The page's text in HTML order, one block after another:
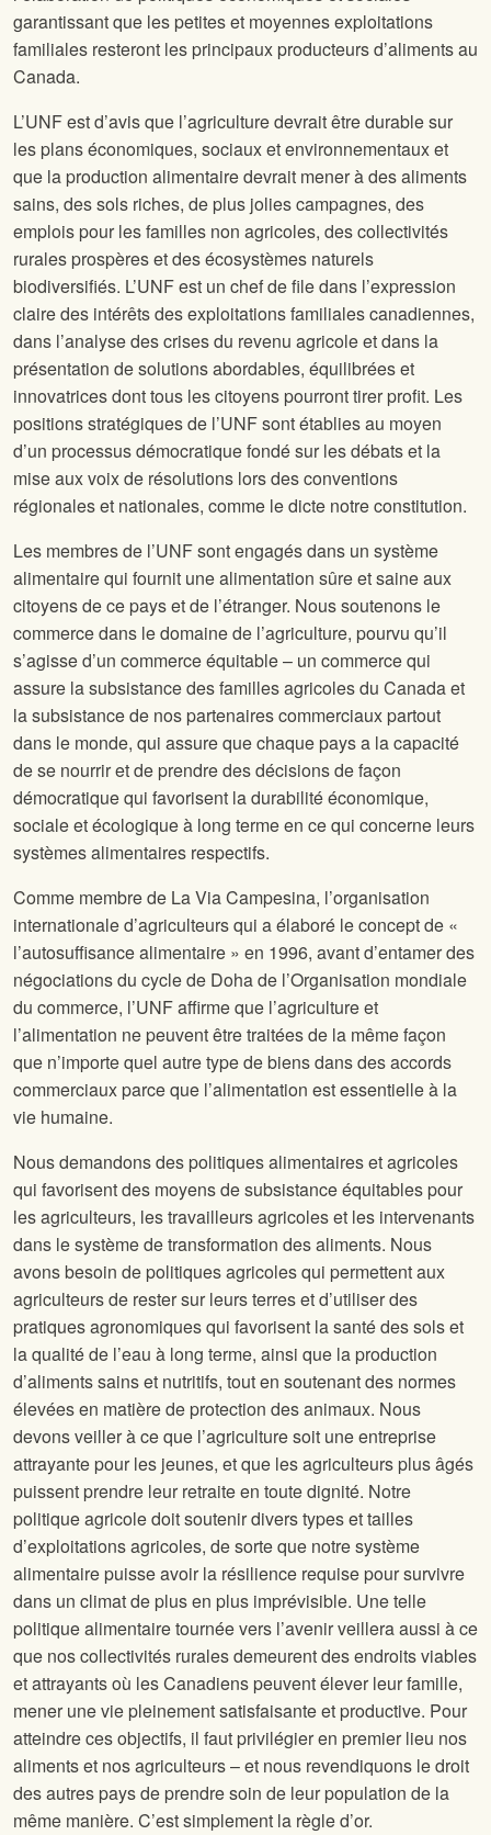
garantissant que les petites et moyennes exploitations
familiales resteront les principaux producteurs d’aliments au
Canada.
L’UNF est d’avis que l’agriculture devrait être durable sur
les plans économiques, sociaux et environnementaux et
que la production alimentaire devrait mener à des aliments
sains, des sols riches, de plus jolies campagnes, des
emplois pour les familles non agricoles, des collectivités
rurales prospères et des écosystèmes naturels
biodiversifiés. L’UNF est un chef de file dans l’expression
claire des intérêts des exploitations familiales canadiennes,
dans l’analyse des crises du revenu agricole et dans la
présentation de solutions abordables, équilibrées et
innovatrices dont tous les citoyens pourront tirer profit. Les
positions stratégiques de l’UNF sont établies au moyen
d’un processus démocratique fondé sur les débats et la
mise aux voix de résolutions lors des conventions
régionales et nationales, comme le dicte notre constitution.
Les membres de l’UNF sont engagés dans un système
alimentaire qui fournit une alimentation sûre et saine aux
citoyens de ce pays et de l’étranger. Nous soutenons le
commerce dans le domaine de l’agriculture, pourvu qu’il
s’agisse d’un commerce équitable – un commerce qui
assure la subsistance des familles agricoles du Canada et
la subsistance de nos partenaires commerciaux partout
dans le monde, qui assure que chaque pays a la capacité
de se nourrir et de prendre des décisions de façon
démocratique qui favorisent la durabilité économique,
sociale et écologique à long terme en ce qui concerne leurs
systèmes alimentaires respectifs.
Comme membre de La Via Campesina, l’organisation
internationale d’agriculteurs qui a élaboré le concept de «
l’autosuffisance alimentaire » en 1996, avant d’entamer des
négociations du cycle de Doha de l’Organisation mondiale
du commerce, l’UNF affirme que l’agriculture et
l’alimentation ne peuvent être traitées de la même façon
que n’importe quel autre type de biens dans des accords
commerciaux parce que l’alimentation est essentielle à la
vie humaine.
Nous demandons des politiques alimentaires et agricoles
qui favorisent des moyens de subsistance équitables pour
les agriculteurs, les travailleurs agricoles et les intervenants
dans le système de transformation des aliments. Nous
avons besoin de politiques agricoles qui permettent aux
agriculteurs de rester sur leurs terres et d’utiliser des
pratiques agronomiques qui favorisent la santé des sols et
la qualité de l’eau à long terme, ainsi que la production
d’aliments sains et nutritifs, tout en soutenant des normes
élevées en matière de protection des animaux. Nous
devons veiller à ce que l’agriculture soit une entreprise
attrayante pour les jeunes, et que les agriculteurs plus âgés
puissent prendre leur retraite en toute dignité. Notre
politique agricole doit soutenir divers types et tailles
d’exploitations agricoles, de sorte que notre système
alimentaire puisse avoir la résilience requise pour survivre
dans un climat de plus en plus imprévisible. Une telle
politique alimentaire tournée vers l’avenir veillera aussi à ce
que nos collectivités rurales demeurent des endroits viables
et attrayants où les Canadiens peuvent élever leur famille,
mener une vie pleinement satisfaisante et productive. Pour
atteindre ces objectifs, il faut privilégier en premier lieu nos
aliments et nos agriculteurs – et nous revendiquons le droit
des autres pays de prendre soin de leur population de la
même manière. C’est simplement la règle d’or.